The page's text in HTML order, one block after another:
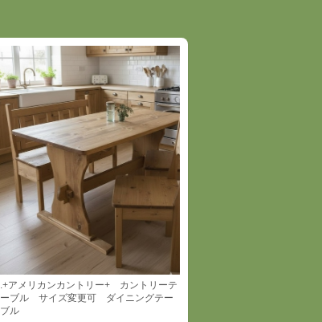
.+アメリカンカントリー+ カントリーテ
ーブル サイズ変更可 ダイニングテー
ブル